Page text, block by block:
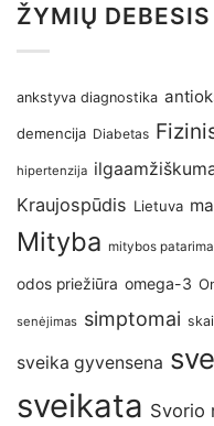
ŽYMIŲ DEBESIS
ankstyva diagnostika
demencija Diabetas
hipertenzija
Kraujospūdis Lietuva
Mityba mitybos
odos priežiūra omega-3
senėjimas simptomai
sveika gyvensena
sveikata Svorio